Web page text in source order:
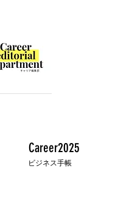
Career2025
ビジネス手帳